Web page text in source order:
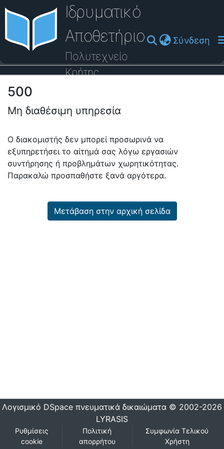
Ιδρυματικό
Αποθετήριο
Πολυτεχνείο
Κρήτης
Σύνδεση
Οδηγός Βοήθειας
500
Μη διαθέσιμη υπηρεσία
Ο διακομιστής δεν μπορεί προσωρινά να
εξυπηρετήσει το αίτημά σας λόγω εργασιών
συντήρησης ή προβλημάτων χωρητικότητας.
Παρακαλώ προσπαθήστε ξανά αργότερα.
Μετάβαση στην αρχική σελίδα
Λογισμικό DSpace πνευματικά δικαιώματα © 2002-2026
LYRASIS
Ρυθμίσεις
cookie
Πολιτική
απορρήτου
Συμφωνία Τελικού
Χρήστη